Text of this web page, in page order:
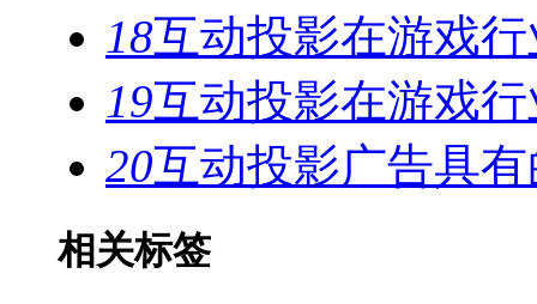
18互动投影在游戏
19互动投影在游戏
20互动投影广告具
相关标签